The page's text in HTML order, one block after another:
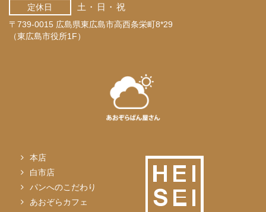
定休日 土・日・祝
〒739-0015 広島県東広島市高西条栄町8*29
（東広島市役所1F）
本店
白市店
パンへのこだわり
あおぞらカフェ